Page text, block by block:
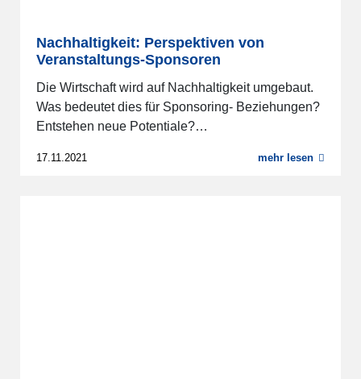
Nachhaltigkeit: Perspektiven von
Veranstaltungs-Sponsoren
Die Wirtschaft wird auf Nachhaltigkeit umgebaut.
Was bedeutet dies für Sponsoring- Beziehungen?
Entstehen neue Potentiale?…
17.11.2021 mehr lesen